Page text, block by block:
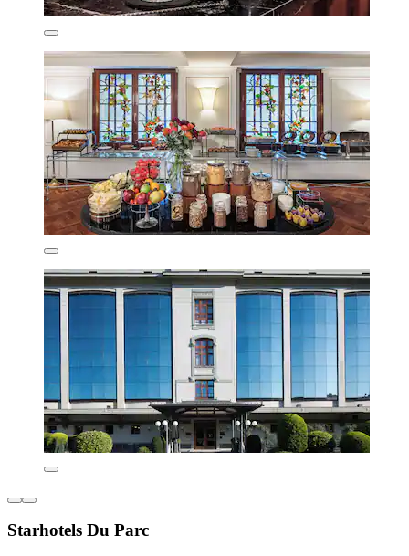
Starhotels Du Parc